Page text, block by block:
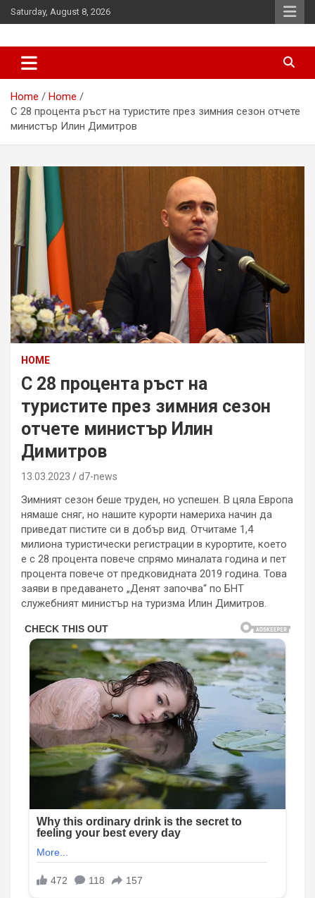
Skip
to
Saturday, August 8, 2026
d7-news.com
Home
Home
С 28 процента ръст на туристите през зимния сезон отчете
министър Илин Димитров
HOME
С 28 процента ръст на
туристите през зимния сезон
отчете министър Илин
Димитров
13.03.2023 d7-news
Зимният сезон беше труден, но успешен. В цяла Европа
нямаше сняг, но нашите курорти намериха начин да
приведат пистите си в добър вид. Отчитаме 1,4
милиона туристически регистрации в курортите, което
е с 28 процента повече спрямо миналата година и пет
процента повече от предковидната 2019 година. Това
заяви в предаването „Денят започва“ по БНТ
служебният министър на туризма Илин Димитров.